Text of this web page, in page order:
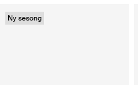
Ny sesong